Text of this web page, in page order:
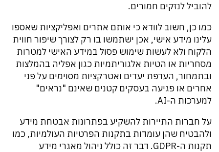
להוביל לנזקים חמורים.
כמו כן, חשוב לוודא כי אותם אתרים ואפליקציות שאספו
עלינו מידע אישי, אכן ישתמשו בו רק לצורך שיפור חווית
הלקוח ולא לעשות שימוש פסול במידע האישי למטרות
מסחריות או הטיות אלגוריתמיות כגון אפליה בהמלצות
ובתמחור, העדפת יעדים ואטרקציות מסוימים על פני
אחרים או פגיעה בעסקים קטנים שאינם "נראים"
למערכות ה-AI.
על חברות התיירות להשקיע בפתרונות אבטחת מידע
ולהבטיח שהן עומדות בתקנות הפרטיות העולמיות, כמו
תקנות ה-GDPR. דבר זה כולל ניהול מאגרי מידע